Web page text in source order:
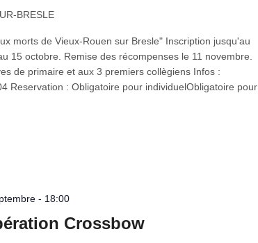
BRESLE
morts de Vieux-Rouen sur Bresle" Inscription jusqu'au
15 octobre. Remise des récompenses le 11 novembre.
de primaire et aux 3 premiers collègiens Infos :
Reservation : Obligatoire pour individuelObligatoire pour
- 18:00
Crossbow